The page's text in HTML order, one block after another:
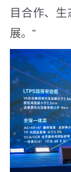
目合作、
展。”